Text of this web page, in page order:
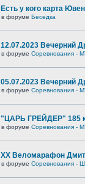
Есть у кого карта
в форуме Беседка
12.07.2023 Вечерний
в форуме Соревнования -
05.07.2023 Вечерний
в форуме Соревнования -
"ЦАРЬ ГРЕЙДЕР" 185
в форуме Соревнования -
XX Веломарафон
в форуме Соревнования -